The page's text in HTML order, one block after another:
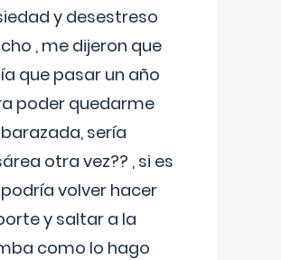
y desestreso
, me dijeron que
que pasar un año
poder quedarme
sería
otra vez?? , si es
volver hacer
y saltar a la
como lo hago